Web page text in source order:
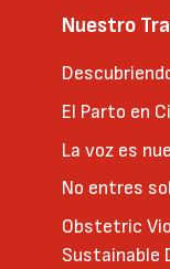
Nuestro
El Parto en
La voz es
No entres
Obstetric
Sustainable